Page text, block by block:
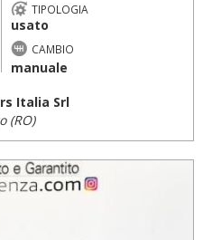
TIPOLOGIA
usato
CAMBIO
manuale
Italia Srl
(RO)